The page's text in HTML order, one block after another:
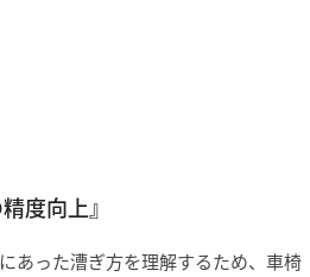
度向上』
あった漕ぎ方を理解するため、車椅